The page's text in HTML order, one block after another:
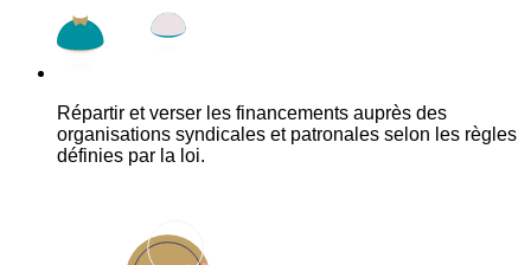
Répartir et verser les financements auprès des
organisations syndicales et patronales selon les règles
définies par la loi.